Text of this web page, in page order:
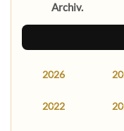
Archiv.
2026
2022